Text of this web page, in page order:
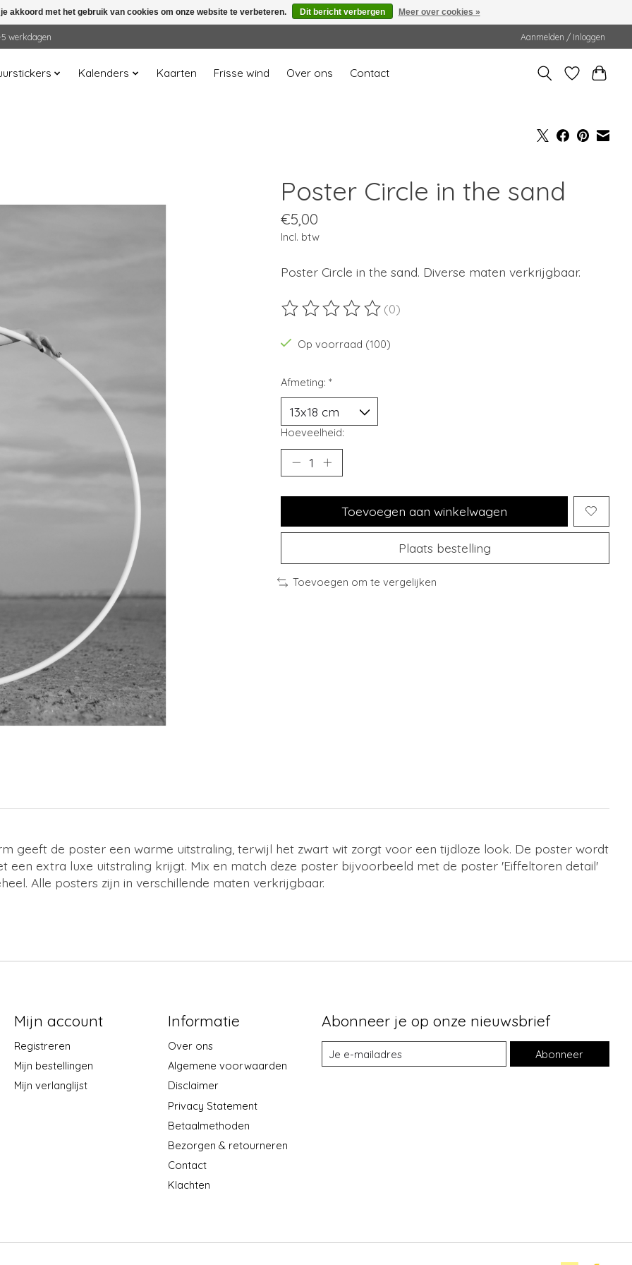
werkdagen Aanmelden / Inloggen
Kalenders Kaarten Frisse wind Over ons Contact
Poster Circle in the sand
€5,00
Incl. btw
Poster Circle in the sand. Diverse maten verkrijgbaar.
De beoordeling van dit product is
(0)
Op voorraad (100)
Afmeting: *
Hoeveelheid:
Toevoegen aan winkelwagen
Plaats bestelling
Toevoegen om te vergelijken
geeft de poster een warme uitstraling, terwijl het zwart wit zorgt voor een tijdloze look. De poster wordt
extra luxe uitstraling krijgt. Mix en match deze poster bijvoorbeeld met de poster 'Eiffeltoren detail'
Alle posters zijn in verschillende maten verkrijgbaar.
Mijn account
Registreren
Mijn bestellingen
Mijn verlanglijst
Informatie
Over ons
Algemene voorwaarden
Disclaimer
Privacy Statement
Betaalmethoden
Bezorgen & retourneren
Contact
Klachten
Abonneer je op onze nieuwsbrief
Abonneer
akkoord met het gebruik van cookies om onze website te verbeteren. Dit bericht verbergen Meer over cookies »